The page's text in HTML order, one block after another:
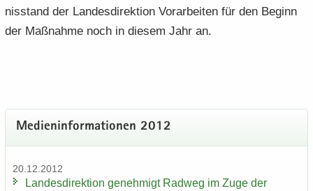
nis­stand der Lan­des­di­rek­ti­on Vor­ar­bei­ten für den Be­ginn
der Maß­nah­me noch in die­sem Jahr an.
Me­di­en­in­for­ma­tio­nen 2012
20.12.2012
Lan­des­di­rek­ti­on ge­neh­migt Rad­weg im Zuge der